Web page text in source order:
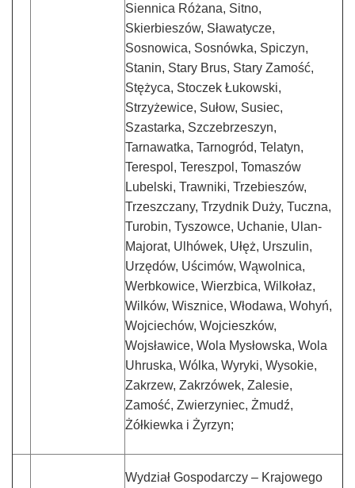
Siennica Różana, Sitno,
Skierbieszów, Sławatycze,
Sosnowica, Sosnówka, Spiczyn,
Stanin, Stary Brus, Stary Zamość,
Stężyca, Stoczek Łukowski,
Strzyżewice, Sułow, Susiec,
Szastarka, Szczebrzeszyn,
Tarnawatka, Tarnogród, Telatyn,
Terespol, Tereszpol, Tomaszów
Lubelski, Trawniki, Trzebieszów,
Trzeszczany, Trzydnik Duży, Tuczna,
Turobin, Tyszowce, Uchanie, Ulan-
Majorat, Ulhówek, Ułęż, Urszulin,
Urzędów, Uścimów, Wąwolnica,
Werbkowice, Wierzbica, Wilkołaz,
Wilków, Wisznice, Włodawa, Wohyń,
Wojciechów, Wojcieszków,
Wojsławice, Wola Mysłowska, Wola
Uhruska, Wólka, Wyryki, Wysokie,
Zakrzew, Zakrzówek, Zalesie,
Zamość, Zwierzyniec, Żmudź,
Żółkiewka i Żyrzyn;
Wydział Gospodarczy – Krajowego